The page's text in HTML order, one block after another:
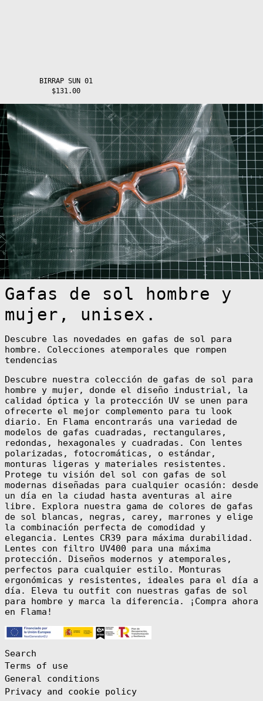
BIRRAP SUN 01
$131.00
Gafas de sol hombre y
mujer, unisex.
Descubre las novedades en gafas de sol para
hombre. Colecciones atemporales que rompen
tendencias
Descubre nuestra colección de gafas de sol para
hombre y mujer, donde el diseño industrial, la
calidad óptica y la protección UV se unen para
ofrecerte el mejor complemento para tu look
diario. En Flama encontrarás una variedad de
modelos de gafas cuadradas, rectangulares,
redondas, hexagonales y cuadradas. Con lentes
polarizadas, fotocromáticas, o estándar,
monturas ligeras y materiales resistentes.
Protege tu visión del sol con gafas de sol
modernas diseñadas para cualquier ocasión: desde
un día en la ciudad hasta aventuras al aire
libre. Explora nuestra gama de colores de gafas
de sol blancas, negras, carey, marrones y elige
la combinación perfecta de comodidad y
elegancia. Lentes CR39 para máxima durabilidad.
Lentes con filtro UV400 para una máxima
protección. Diseños modernos y atemporales,
perfectos para cualquier estilo. Monturas
ergonómicas y resistentes, ideales para el día a
día. Eleva tu outfit con nuestras gafas de sol
para hombre y marca la diferencia. ¡Compra ahora
en Flama!
Search
Terms of use
General conditions
Privacy and cookie policy
Afghanistan
Åland Islands
(EUR €)
Albania (ALL L)
Algeria (DZD
د.ج)
Andorra (EUR €)
Angola (EUR €)
Anguilla (XCD
$)
Antigua &
Barbuda (XCD $)
Ascension
Island (SHP £)
Austria (EUR €)
Azerbaijan (AZN
Bahamas (BSD $)
Bahrain (EUR €)
Bangladesh (BDT
৳)
Barbados (BBD
Belarus (EUR €)
Belgium (EUR €)
Belize (BZD $)
Benin (XOF Fr)
Bermuda (USD $)
Bhutan (EUR €)
Bolivia (BOB
Bs.)
Botswana (BWP
(EUR €)
Brazil (EUR €)
British Indian